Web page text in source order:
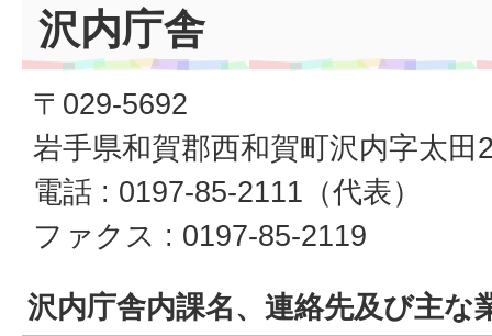
沢内庁舎
〒029-5692
岩手県和賀郡西和賀町沢内字太田
電話 : 0197-85-2111（代表）
ファクス : 0197-85-2119
沢内庁舎内課名、連絡先及び主な